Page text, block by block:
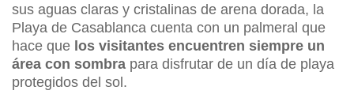
sus aguas claras y cristalinas de arena dorada, la
Playa de Casablanca cuenta con un palmeral que
hace que los visitantes encuentren siempre un
área con sombra para disfrutar de un día de playa
protegidos del sol.